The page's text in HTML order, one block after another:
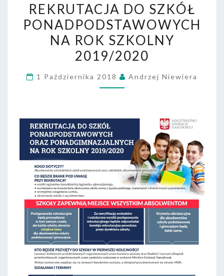
DO
SZKÓŁ
PONADPODSTAWOWYCH
NA
SZKOLNY
REKRUTACJA DO SZKÓŁ
PONADPODSTAWOWYCH
NA ROK SZKOLNY
2019/2020
1 Października 2018 Andrzej Niewiera